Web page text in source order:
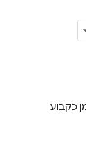
כקבוע